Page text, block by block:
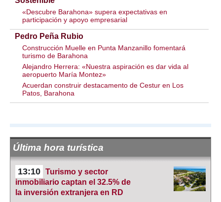
«Descubre Barahona» supera expectativas en
participación y apoyo empresarial
Pedro Peña Rubio
Construcción Muelle en Punta Manzanillo fomentará
turismo de Barahona
Alejandro Herrera: «Nuestra aspiración es dar vida al
aeropuerto María Montez»
Acuerdan construir destacamento de Cestur en Los
Patos, Barahona
Última hora turística
13:10 Turismo y sector
inmobiliario captan el 32.5% de
la inversión extranjera en RD